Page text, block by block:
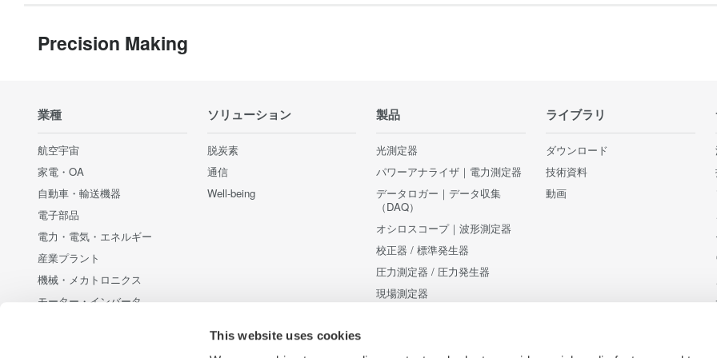
This website uses cookies
Precision Making
業種
航空宇宙
家電・OA
自動車・輸送機器
電子部品
電力・電気・エネルギー
産業プラント
機械・メカトロニクス
モーター・インバータ
ソリューション
脱炭素
通信
Well-being
製品
光測定器
パワーアナライザ｜電力測定器
データロガー｜データ収集
（DAQ）
オシロスコープ｜波形測定器
校正器 / 標準発生器
圧力測定器 / 圧力発生器
現場測定器
ライブラリ
ダウンロード
技術資料
動画